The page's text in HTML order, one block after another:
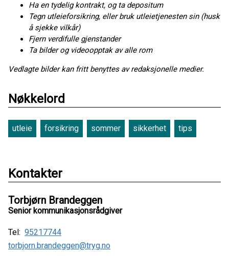
Ha en tydelig kontrakt, og ta depositum
Tegn utleieforsikring, eller bruk utleietjenesten sin (husk
å sjekke vilkår)
Fjern verdifulle gjenstander
Ta bilder og videoopptak av alle rom
Vedlagte bilder kan fritt benyttes av redaksjonelle medier.
Nøkkelord
utleie forsikring sommer sikkerhet tips
Kontakter
Torbjørn Brandeggen
Senior kommunikasjonsrådgiver
Tel: 95217744
torbjorn.brandeggen@tryg.no